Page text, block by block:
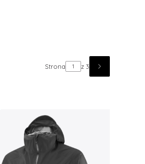
Strona z 3